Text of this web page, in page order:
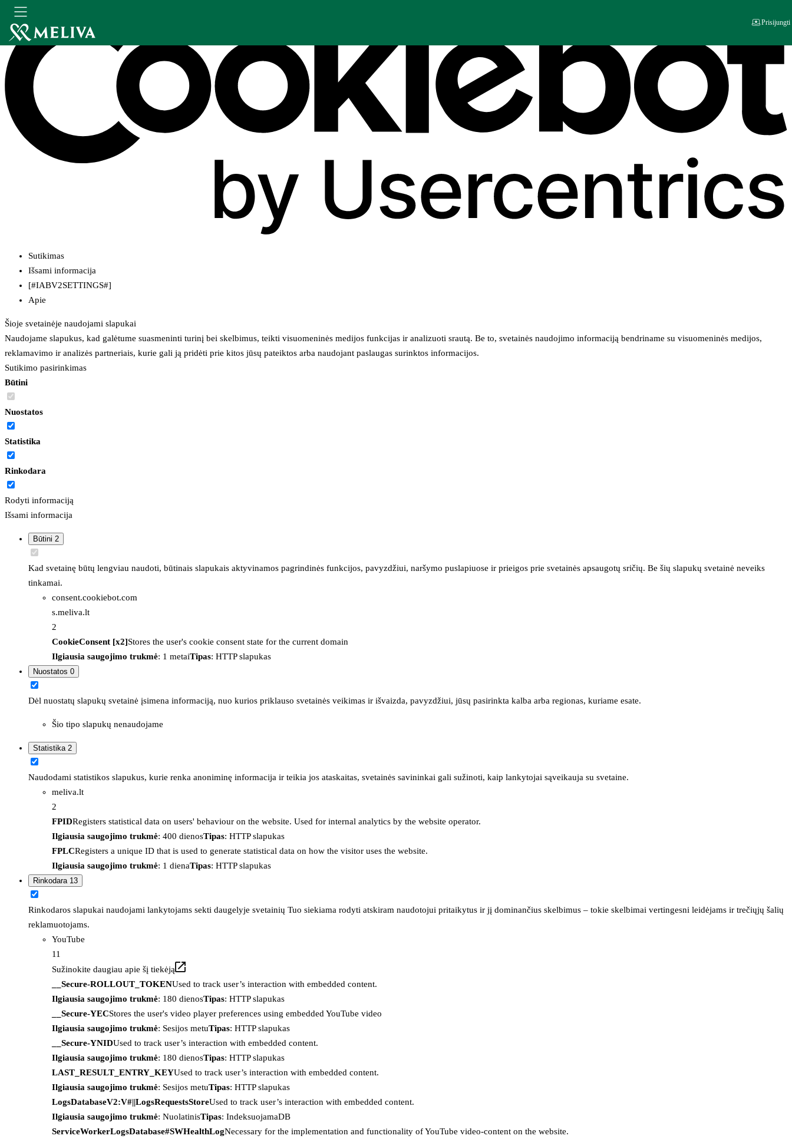
Sutikimas
Išsami informacija
[#IABV2SETTINGS#]
Apie
Šioje svetainėje naudojami slapukai
Naudojame slapukus, kad galėtume suasmeninti turinį bei skelbimus, teikti visuomeninės medijos funkcijas ir analizuoti srautą. Be to, svetainės naudojimo informaciją bendriname su visuomeninės medijos,
reklamavimo ir analizės partneriais, kurie gali ją pridėti prie kitos jūsų pateiktos arba naudojant paslaugas surinktos informacijos.
Sutikimo pasirinkimas
Būtini
Nuostatos
Statistika
Rinkodara
Rodyti informaciją
Išsami informacija
Būtini 2
Kad svetainę būtų lengviau naudoti, būtinais slapukais aktyvinamos pagrindinės funkcijos, pavyzdžiui, naršymo puslapiuose ir prieigos prie svetainės apsaugotų sričių. Be šių slapukų svetainė neveiks
tinkamai.
consent.cookiebot.com
s.meliva.lt
2
CookieConsent [x2]Stores the user's cookie consent state for the current domain
Ilgiausia saugojimo trukmė: 1 metaiTipas: HTTP slapukas
Nuostatos 0
Dėl nuostatų slapukų svetainė įsimena informaciją, nuo kurios priklauso svetainės veikimas ir išvaizda, pavyzdžiui, jūsų pasirinkta kalba arba regionas, kuriame esate.
Šio tipo slapukų nenaudojame
Statistika 2
Naudodami statistikos slapukus, kurie renka anoniminę informacija ir teikia jos ataskaitas, svetainės savininkai gali sužinoti, kaip lankytojai sąveikauja su svetaine.
meliva.lt
2
FPIDRegisters statistical data on users' behaviour on the website. Used for internal analytics by the website operator.
Ilgiausia saugojimo trukmė: 400 dienosTipas: HTTP slapukas
FPLCRegisters a unique ID that is used to generate statistical data on how the visitor uses the website.
Ilgiausia saugojimo trukmė: 1 dienaTipas: HTTP slapukas
Rinkodara 13
Rinkodaros slapukai naudojami lankytojams sekti daugelyje svetainių Tuo siekiama rodyti atskiram naudotojui pritaikytus ir jį dominančius skelbimus – tokie skelbimai vertingesni leidėjams ir trečiųjų šalių
reklamuotojams.
YouTube
11
Sužinokite daugiau apie šį tiekėją
__Secure-ROLLOUT_TOKENUsed to track user’s interaction with embedded content.
Ilgiausia saugojimo trukmė: 180 dienosTipas: HTTP slapukas
__Secure-YECStores the user's video player preferences using embedded YouTube video
Ilgiausia saugojimo trukmė: Sesijos metuTipas: HTTP slapukas
__Secure-YNIDUsed to track user’s interaction with embedded content.
Ilgiausia saugojimo trukmė: 180 dienosTipas: HTTP slapukas
LAST_RESULT_ENTRY_KEYUsed to track user’s interaction with embedded content.
Ilgiausia saugojimo trukmė: Sesijos metuTipas: HTTP slapukas
LogsDatabaseV2:V#||LogsRequestsStoreUsed to track user’s interaction with embedded content.
Ilgiausia saugojimo trukmė: NuolatinisTipas: IndeksuojamaDB
ServiceWorkerLogsDatabase#SWHealthLogNecessary for the implementation and functionality of YouTube video-content on the website.
Prisijungti